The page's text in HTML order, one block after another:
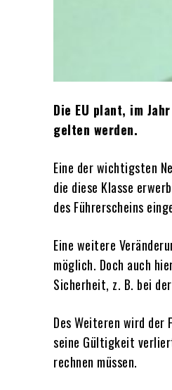
Die EU plant, im
gelten werden.
Eine der wichtigsten
die diese Klasse
des Führerscheins
Eine weitere
möglich. Doch auch
Sicherheit, z. B. bei
Des Weiteren wird der
seine Gültigkeit
rechnen müssen.